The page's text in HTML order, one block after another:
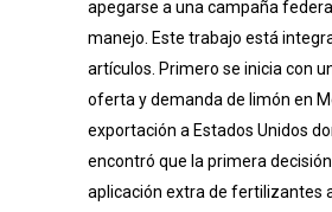
apegarse a una campaña
manejo. Este trabajo está
artículos. Primero se inicia con
oferta y demanda de limón en
exportación a Estados Unidos
encontró que la primera
aplicación extra de fertilizantes